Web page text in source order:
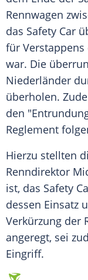
Rennwagen
das Safety Car
für
war. Die
Niederländer
überholen.
den
Reglement
Hierzu stellten
Renndirektor
ist, das Safety
dessen Einsatz
Verkürzung der
angeregt, sei
Eingriff.